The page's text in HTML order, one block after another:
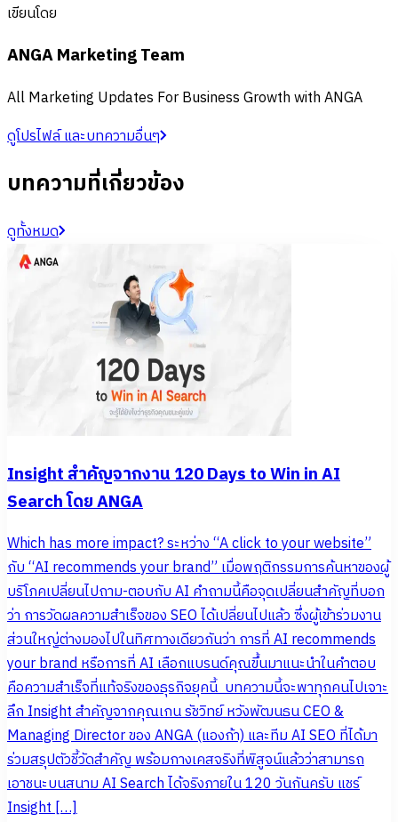
เขียนโดย
ANGA Marketing Team
All Marketing Updates For Business Growth with ANGA
ดูโปรไฟล์ และบทความอื่นๆ
บทความที่เกี่ยวข้อง
ดูทั้งหมด
Insight สำคัญจากงาน 120 Days to Win in AI
Search โดย ANGA
Which has more impact? ระหว่าง “A click to your website”
กับ “AI recommends your brand” เมื่อพฤติกรรมการค้นหาของผู้
บริโภคเปลี่ยนไปถาม-ตอบกับ AI คำถามนี้คือจุดเปลี่ยนสำคัญที่บอก
ว่า การวัดผลความสำเร็จของ SEO ได้เปลี่ยนไปแล้ว ซึ่งผู้เข้าร่วมงาน
ส่วนใหญ่ต่างมองไปในทิศทางเดียวกันว่า การที่ AI recommends
your brand หรือการที่ AI เลือกแบรนด์คุณขึ้นมาแนะนำในคำตอบ
คือความสำเร็จที่แท้จริงของธุรกิจยุคนี้ บทความนี้จะพาทุกคนไปเจาะ
ลึก Insight สำคัญจากคุณเกน รัชวิทย์ หวังพัฒนธน CEO &
Managing Director ของ ANGA (แองก้า) และทีม AI SEO ที่ได้มา
ร่วมสรุปตัวชี้วัดสำคัญ พร้อมกางเคสจริงที่พิสูจน์แล้วว่าสามารถ
เอาชนะบนสนาม AI Search ได้จริงภายใน 120 วันกันครับ แชร์
Insight […]